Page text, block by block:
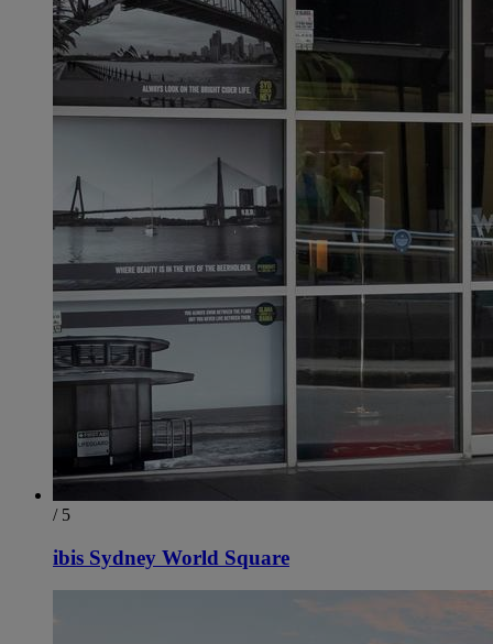
/ 5
ibis Sydney World Square